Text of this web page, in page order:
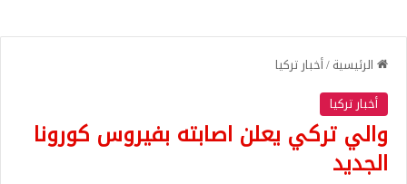
الرئيسية/أخبار تركيا
أخبار تركيا
والي تركي يعلن اصابته بفيروس كورونا
الجديد